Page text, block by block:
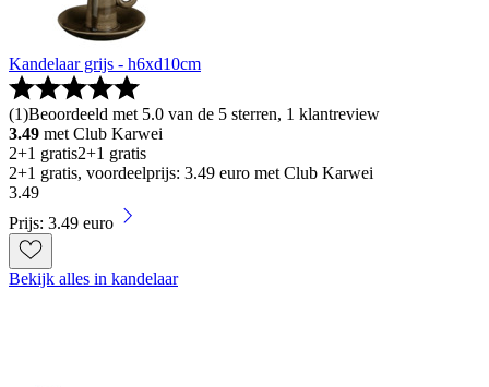
Kandelaar grijs - h6xd10cm
(1)Beoordeeld met 5.0 van de 5 sterren, 1 klantreview
3.49 met Club Karwei
2+1 gratis2+1 gratis
2+1 gratis, voordeelprijs: 3.49 euro met Club Karwei
3.49
Prijs: 3.49 euro
Bekijk alles in kandelaar